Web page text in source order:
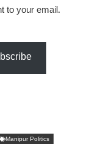
to your email.
Manipur Politics